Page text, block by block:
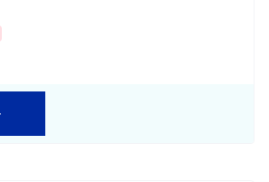
mukaan: Koko Tuusula